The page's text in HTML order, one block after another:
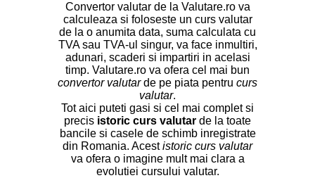
Convertor valutar de la Valutare.ro va
calculeaza si foloseste un curs valutar
de la o anumita data, suma calculata cu
TVA sau TVA-ul singur, va face inmultiri,
adunari, scaderi si impartiri in acelasi
timp. Valutare.ro va ofera cel mai bun
convertor valutarde pe piata pentru curs
valutar.
Tot aici puteti gasi si cel mai complet si
precis istoric curs valutar de la toate
bancile si casele de schimb inregistrate
din Romania. Acestistoric curs valutar
va ofera o imagine mult mai clara a
evolutiei cursului valutar.